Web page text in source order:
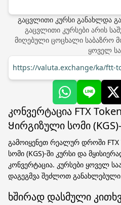
გაცვლითი კურსი განახლდა
გაცვლითი კურსები არის
მიღებული ცოცხალი საბაზრო
ყოველ
https://valuta.exchange/ka/ftt-
კონვერტაცია FTX
Ყირგიზული სომი
გამოიყენეთ რეალურ დროში FTX
სომი (KGS)-ში კურსი და
კონვერტაცია. კურსები ყოველ
დაგეგმვა შეძლოთ განახლებული
ხშირად დასმული